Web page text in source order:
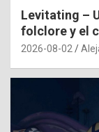
Levitating –
folclore y el
2026-08-02